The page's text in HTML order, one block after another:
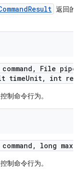
返回的
, File pipe
timeUnit, int
制命令行为。
, long max
制命令行为。